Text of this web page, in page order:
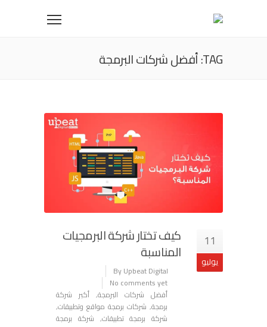
TAG: أفضل شركات البرمجة
11
يوليو
كيف تختار شركة البرمجيات
المناسبة
By Upbeat Digital
No comments yet
أفضل شركات البرمجة, أكبر شركة
برمجة, شركات برمجة مواقع وتطبيقات,
شركة برمجة تطبيقات, شركة برمجة